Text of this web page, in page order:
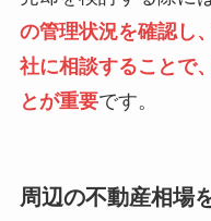
の管理状況を確認し
社に相談することで
とが重要です。
周辺の不動産相場